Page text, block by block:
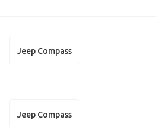
Jeep Compass
Jeep Compass